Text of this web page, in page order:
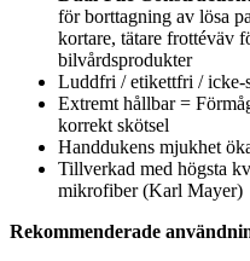
för borttagning av lösa
kortare, tätare frottéväv
bilvårdsprodukter
Luddfri / etikettfri / icke-
Extremt hållbar =
korrekt skötsel
Handdukens mjukhet
Tillverkad med högsta
mikrofiber (Karl Mayer)
Rekommenderade